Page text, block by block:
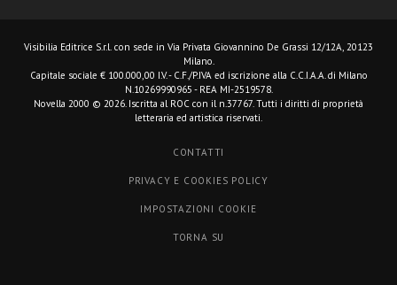
Visibilia Editrice S.r.l. con sede in Via Privata Giovannino De Grassi 12/12A, 20123
Milano.
Capitale sociale € 100.000,00 I.V. - C.F./P.IVA ed iscrizione alla C.C.I.A.A. di Milano
N.10269990965 - REA MI-2519578.
Novella 2000 © 2026. Iscritta al ROC con il n.37767. Tutti i diritti di proprietà
letteraria ed artistica riservati.
CONTATTI
PRIVACY E COOKIES POLICY
IMPOSTAZIONI COOKIE
TORNA SU